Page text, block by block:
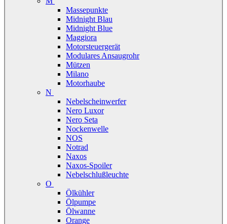
Massepunkte
Midnight Blau
Midnight Blue
Maggiora
Motorsteuergerät
Modulares Ansaugrohr
Mützen
Milano
Motorhaube
N
Nebelscheinwerfer
Nero Luxor
Nero Seta
Nockenwelle
NOS
Notrad
Naxos
Naxos-Spoiler
Nebelschlußleuchte
O
Ölkühler
Ölpumpe
Ölwanne
Orange